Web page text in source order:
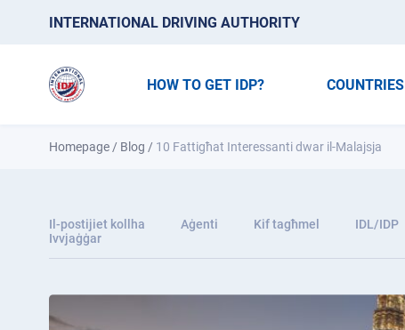
INTERNATIONAL DRIVING AUTHORITY
HOW TO GET IDP? COUNTRIES
Homepage / Blog / 10 Fattigħat Interessanti dwar il-Malajsja
Il-postijiet kollha Aġenti Kif tagħmel IDL/IDP
Ivvjaġġar